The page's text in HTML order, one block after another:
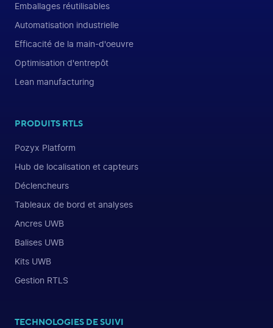
Emballages réutilisables
Automatisation industrielle
Efficacité de la main-d'oeuvre
Optimisation d'entrepôt
Lean manufacturing
PRODUITS RTLS
Pozyx Platform
Hub de localisation et capteurs
Déclencheurs
Tableaux de bord et analyses
Ancres UWB
Balises UWB
Kits UWB
Gestion RTLS
TECHNOLOGIES DE SUIVI